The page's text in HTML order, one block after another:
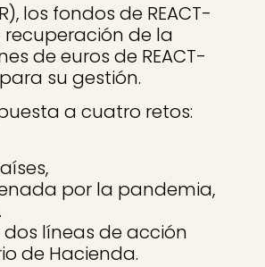
los fondos de REACT-
recuperación de la
de euros de REACT-
su gestión.
a cuatro retos:
por la pandemia,
dos líneas de acción
de Hacienda.